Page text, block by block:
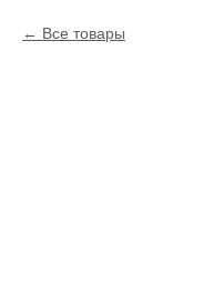
Все товары